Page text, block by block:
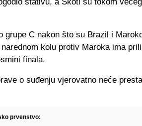
stativu, a Škoti su tokom
grupe C nakon što su Brazil i
kolu protiv Maroka ima
finala.
o suđenju vjerovatno neće
prvenstvo: